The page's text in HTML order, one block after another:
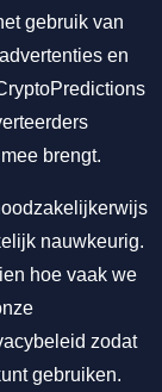
gebruik van
en
brengt.
nauwkeurig.
hoe vaak we
zodat
gebruiken.